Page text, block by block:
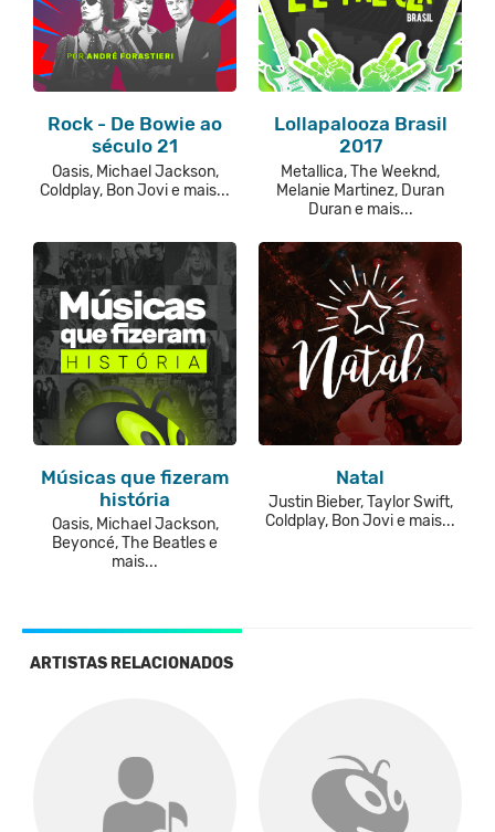
Rock - De Bowie ao
século 21
Oasis, Michael Jackson,
Coldplay, Bon Jovi e mais...
Lollapalooza Brasil
2017
Metallica, The Weeknd,
Melanie Martinez, Duran
Duran e mais...
Músicas que fizeram
história
Oasis, Michael Jackson,
Beyoncé, The Beatles e
mais...
Natal
Justin Bieber, Taylor Swift,
Coldplay, Bon Jovi e mais...
ARTISTAS RELACIONADOS